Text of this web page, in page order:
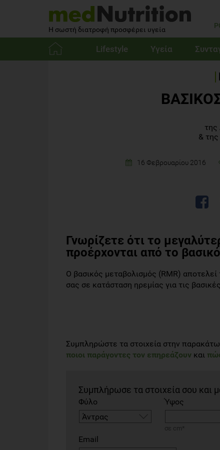
Η σωστή διατροφή προσφέρει υγεία
Lifestyle Υγεία
&
16 Φεβρουαρίου 2016
Γνωρίζετε ότι το
προέρχονται από το
Ο βασικός μεταβολισμός (RMR)
σας σε κατάσταση ηρεμίας για τις
Συμπληρώστε τα στοιχεία στην
ποιοι παράγοντες τον επηρεάζουν και
Συμπλήρωσε τα στοιχεία σου και
Φύλο Ύψος
σε cm*
Email